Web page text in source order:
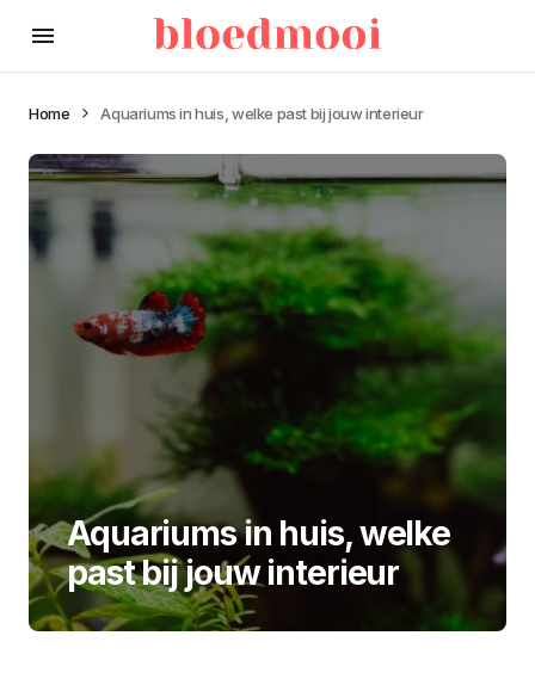
Home Aquariums in huis, welke past bij jouw interieur
Aquariums in huis, welke
past bij jouw interieur